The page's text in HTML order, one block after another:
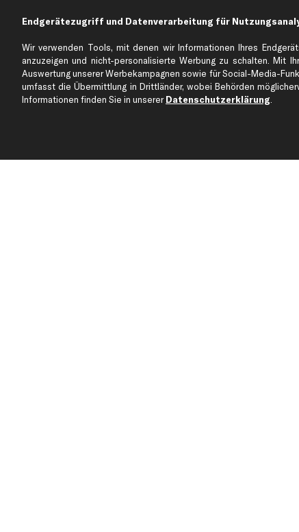
Über kfzteile24
Über uns
Kundenservice
Zahlung
Endgerätezugriff und Datenverarbeitung für
Wir verwenden Tools, mit denen wir Informationen Ihres
anzuzeigen und nicht-personalisierte Werbung zu schalten. Mit
Auswertung unserer Werbekampagnen sowie für Social-Media-
umfasst die Übermittlung in Drittländer, wobei Behörden
Informationen finden Sie in unsererDatenschutzerklärung